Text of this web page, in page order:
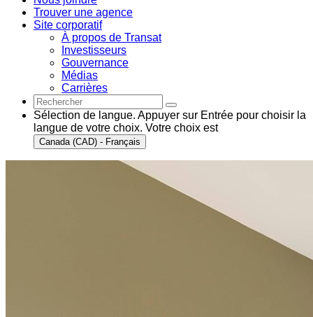
Trouver une agence
Site corporatif
À propos de Transat
Investisseurs
Gouvernance
Médias
Carrières
Sélection de langue. Appuyer sur Entrée pour choisir la
langue de votre choix. Votre choix est
Canada (CAD) - Français